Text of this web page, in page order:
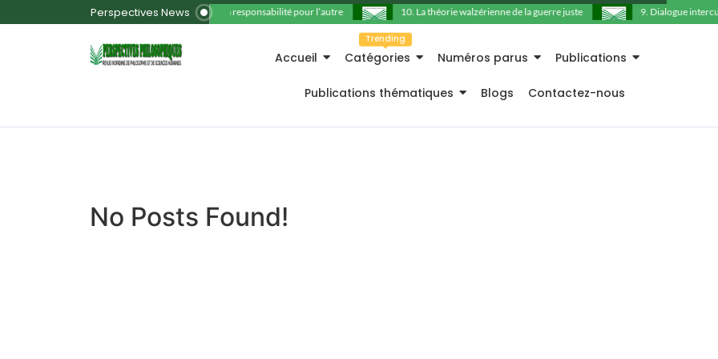
Perspectives News 11. La responsabilité pour l’autre 10. La théorie walzérienne de la guerre juste 9. Dialogue
Accueil Catégories
Trending
Numéros parus Publications
Publications thématiques Blogs Contactez-nous
No Posts Found!